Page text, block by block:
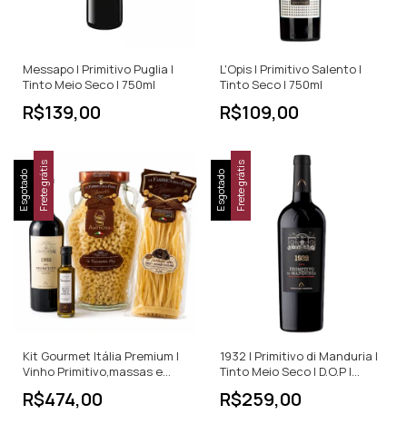
Messapo | Primitivo Puglia |
Tinto Meio Seco | 750ml
R$139,00
L'Opis | Primitivo Salento |
Tinto Seco | 750ml
R$109,00
Esgotado Frete grátis
Kit Gourmet Itália Premium |
Vinho Primitivo,massas e
R$474,00
Esgotado Frete grátis
1932 | Primitivo di Manduria |
Tinto Meio Seco | D.O.P |
R$259,00